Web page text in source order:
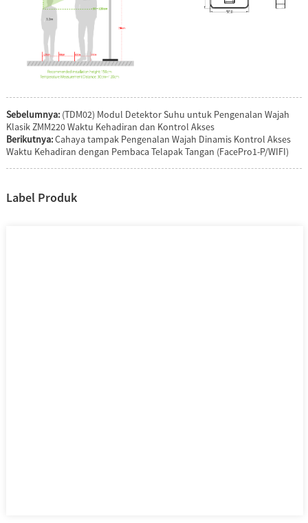
Sebelumnya: (TDM02) Modul Detektor Suhu untuk Pengenalan Wajah
Klasik ZMM220 Waktu Kehadiran dan Kontrol Akses
Berikutnya:Cahaya tampak Pengenalan Wajah Dinamis Kontrol Akses
Waktu Kehadiran dengan Pembaca Telapak Tangan (FacePro1-P/WIFI)
Label Produk